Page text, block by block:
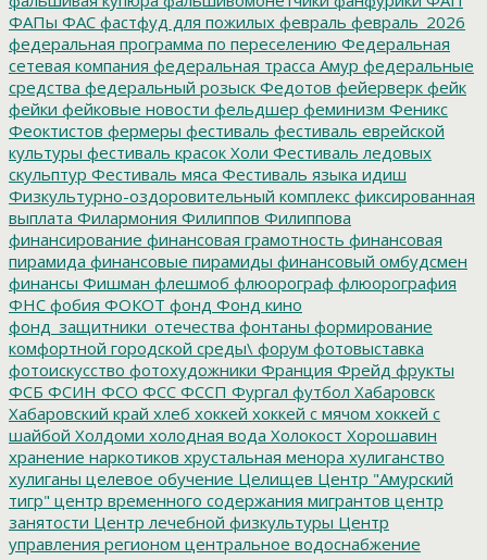
ФАПы ФАС фастфуд для пожилых февраль февраль_2026
федеральная программа по переселению Федеральная
сетевая компания федеральная трасса Амур федеральные
средства федеральный розыск Федотов фейерверк фейк
фейки фейковые новости фельдшер феминизм Феникс
Феоктистов фермеры фестиваль фестиваль еврейской
культуры фестиваль красок Холи Фестиваль ледовых
скульптур Фестиваль мяса Фестиваль языка идиш
Физкультурно-оздоровительный комплекс фиксированная
выплата Филармония Филиппов Филиппова
финансирование финансовая грамотность финансовая
пирамида финансовые пирамиды финансовый омбудсмен
финансы Фишман флешмоб флюорограф флюорография
ФНС фобия ФОКОТ фонд Фонд кино
фонд_защитники_отечества фонтаны формирование
комфортной городской среды\ форум фотовыставка
фотоискусство фотохудожники Франция Фрейд фрукты
ФСБ ФСИН ФСО ФСС ФССП Фургал футбол Хабаровск
Хабаровский край хлеб хоккей хоккей с мячом хоккей с
шайбой Холдоми холодная вода Холокост Хорошавин
хранение наркотиков хрустальная менора хулиганство
хулиганы целевое обучение Целищев Центр "Амурский
тигр" центр временного содержания мигрантов центр
занятости Центр лечебной физкультуры Центр
управления регионом центральное водоснабжение